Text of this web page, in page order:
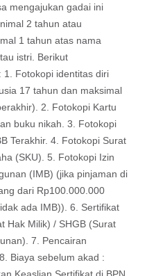
mengajukan gadai ini
2 tahun atau
1 tahun atas nama
istri. Berikut
1. Fotokopi identitas diri
17 tahun dan maksimal
2. Fotokopi Kartu
buku nikah. 3. Fotokopi
Terakhir. 4. Fotokopi Surat
(SKU). 5. Fotokopi Izin
(IMB) (jika pinjaman di
dari Rp100.000.000
ada IMB)). 6. Sertifikat
Hak Milik) / SHGB (Surat
7. Pencairan
Biaya sebelum akad :
Keaslian Sertifikat di BPN